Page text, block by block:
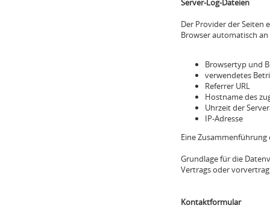
Server-Log-Dateien
Der Provider der Seiten
Browser automatisch
Browsertyp und
verwendetes
Referrer URL
Hostname des
Uhrzeit der
IP-Adresse
Eine
Grundlage für die
Vertrags oder
Kontaktformular